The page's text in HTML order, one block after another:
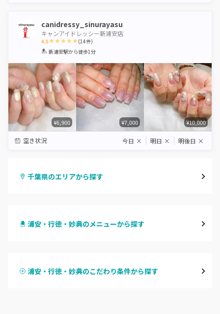
canidressy_sinurayasu
キャンアイドレッシー新浦安店
4.5
1 2 3 4 5
(14件)
新浦安駅から徒歩1分
¥6,900 ¥7,000 ¥10,000
空き状況 今日 × 明日 × 明後日 ×
千葉県のエリアから探す
柏・南柏
浦安・行徳・妙典のメニューから探す
ハンドスカルプ
浦安・行徳・妙典のこだわり条件から探す